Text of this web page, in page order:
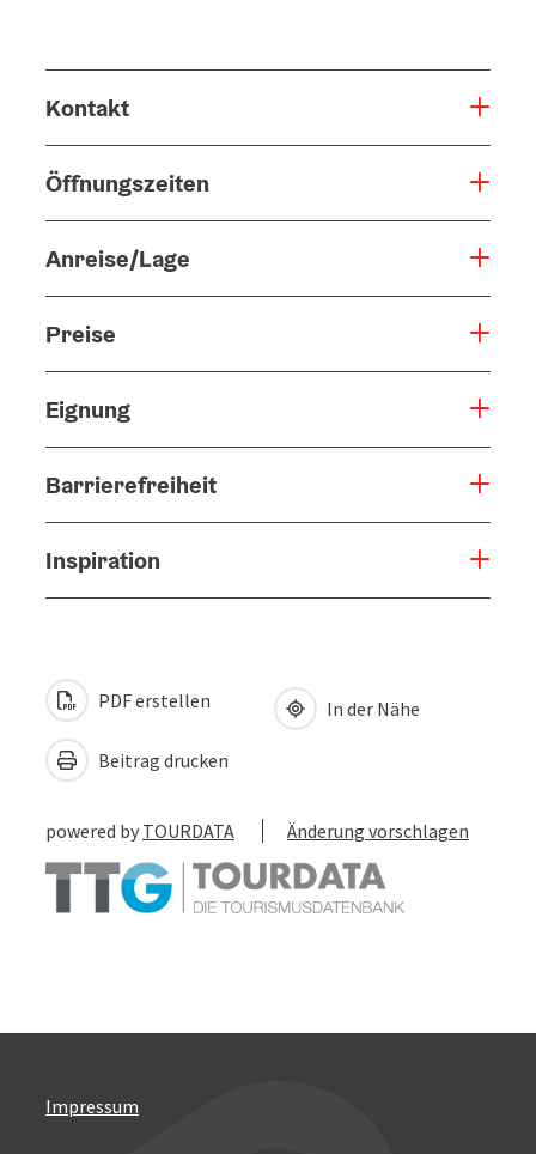
Kontakt
Öffnungszeiten
Anreise/Lage
Preise
Eignung
Barrierefreiheit
Inspiration
PDF erstellen
Beitrag drucken
In der Nähe
powered by TOURDATA Änderung vorschlagen
Impressum